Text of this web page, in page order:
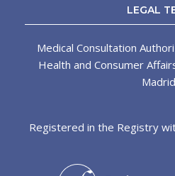
LEGAL
Medical Consultation
Health and Consumer
Madrid
Registered in the Registry